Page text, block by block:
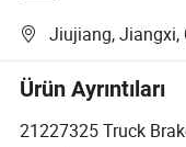
Jiujiang, Jiangxi,
Ürün Ayrıntıları
21227325 Truck